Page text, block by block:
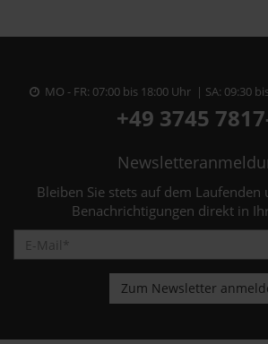
MO - FR: 07:00 bis 18:00 Uhr | SA: 09:30
+49 3745
Bleiben Sie stets auf dem Laufenden
Benachrichtigungen direkt in